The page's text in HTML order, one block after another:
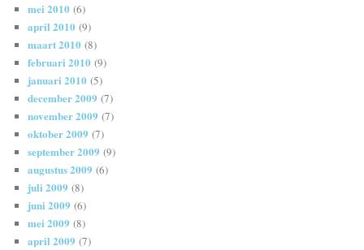
mei 2010 (6)
april 2010 (9)
maart 2010 (8)
februari 2010 (9)
januari 2010 (5)
december 2009 (7)
november 2009 (7)
oktober 2009 (7)
september 2009 (9)
augustus 2009 (6)
juli 2009 (8)
juni 2009 (6)
mei 2009 (8)
april 2009 (7)